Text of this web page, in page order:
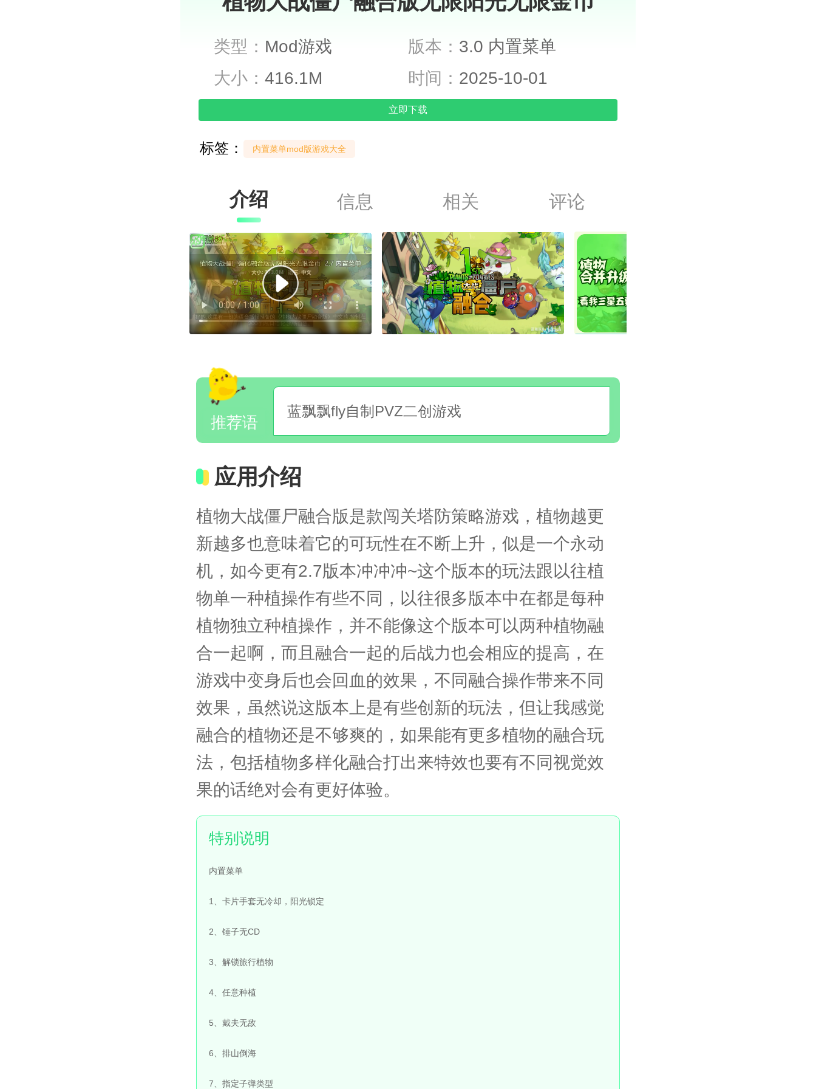
类型： Mod游戏 版本： 3.0 内置菜单
大小： 416.1M 时间： 2025-10-01
立即下载
标签： 内置菜单mod版游戏大全
介绍 信息 相关 评论
推荐语
蓝飘飘fly自制PVZ二创游戏
应用介绍
植物大战僵尸融合版是款闯关塔防策略游戏，植物越更
新越多也意味着它的可玩性在不断上升，似是一个永动
机，如今更有2.7版本冲冲冲~这个版本的玩法跟以往植
物单一种植操作有些不同，以往很多版本中在都是每种
植物独立种植操作，并不能像这个版本可以两种植物融
合一起啊，而且融合一起的后战力也会相应的提高，在
游戏中变身后也会回血的效果，不同融合操作带来不同
效果，虽然说这版本上是有些创新的玩法，但让我感觉
融合的植物还是不够爽的，如果能有更多植物的融合玩
法，包括植物多样化融合打出来特效也要有不同视觉效
果的话绝对会有更好体验。
内置菜单
1、卡片手套无冷却，阳光锁定
2、锤子无CD
3、解锁旅行植物
4、任意种植
5、戴夫无敌
6、排山倒海
7、指定子弹类型